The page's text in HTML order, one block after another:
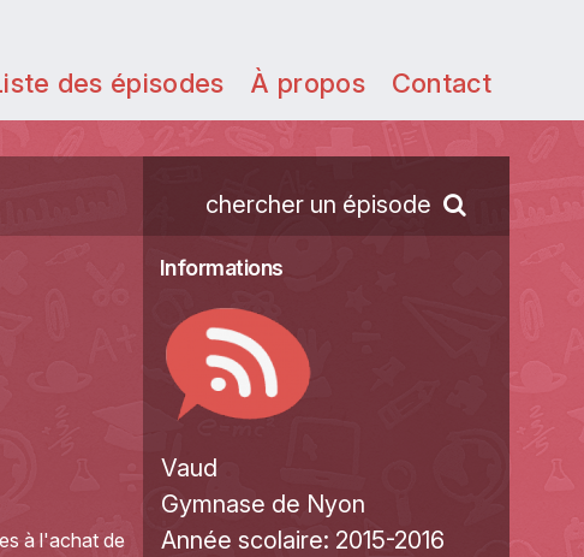
des épisodes À propos Contact
chercher un épisode
à l'achat de
Informations
Vaud
Gymnase de Nyon
Année scolaire: 2015-2016